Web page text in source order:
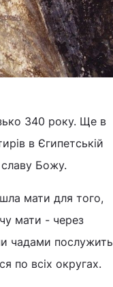
340 року. Ще в
в Єгипетській
славу Божу.
мати для того,
мати - через
чадами послужить
по всіх округах.